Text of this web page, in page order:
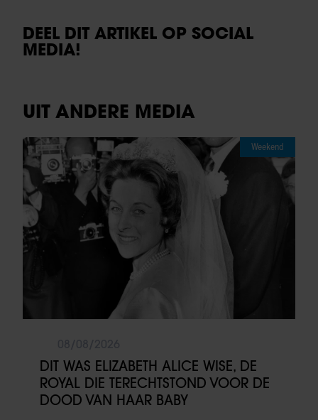
DEEL DIT ARTIKEL OP SOCIAL
MEDIA!
UIT ANDERE MEDIA
Weekend
DIT WAS ELIZABETH ALICE WISE, DE
ROYAL DIE TERECHTSTOND VOOR DE
DOOD VAN HAAR BABY